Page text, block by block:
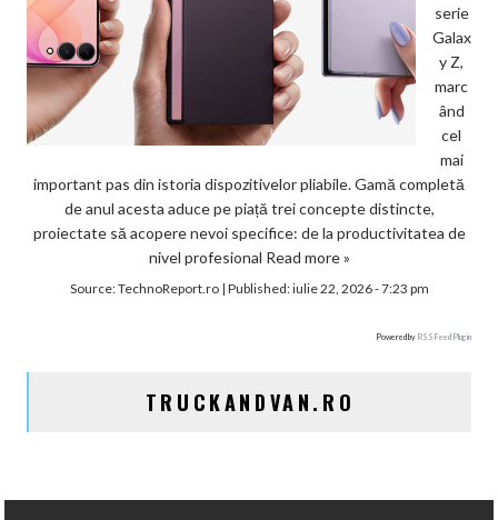
serie
Galax
y Z,
marc
ând
cel
mai
important pas din istoria dispozitivelor pliabile. Gamă completă
de anul acesta aduce pe piață trei concepte distincte,
proiectate să acopere nevoi specifice: de la productivitatea de
nivel profesional Read more »
Source:TechnoReport.ro| Published:iulie 22, 2026 - 7:23 pm
Powered by RSS Feed Plugin
TRUCKANDVAN.RO